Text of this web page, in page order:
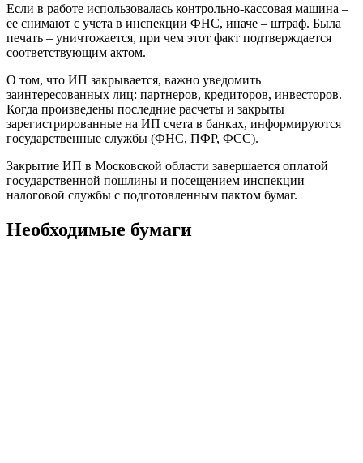
Если в работе использовалась контрольно-кассовая машина –
ее снимают с учета в инспекции ФНС, иначе – штраф. Была
печать – уничтожается, при чем этот факт подтверждается
соответствующим актом.
О том, что ИП закрывается, важно уведомить
заинтересованных лиц: партнеров, кредиторов, инвесторов.
Когда произведены последние расчеты и закрыты
зарегистрированные на ИП счета в банках, информируются
государственные службы (ФНС, ПФР, ФСС).
Закрытие ИП в Московской области завершается оплатой
государственной пошлины и посещением инспекции
налоговой службы с подготовленным пактом бумаг.
Необходимые бумаги